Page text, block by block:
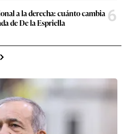
a la derecha: cuánto cambia
de De la Espriella
6